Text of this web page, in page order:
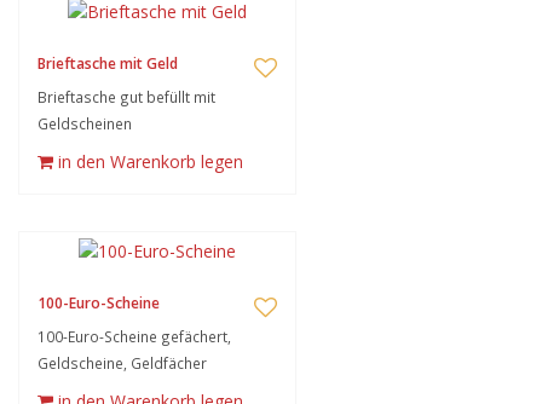
Brieftasche mit Geld
Brieftasche gut befüllt mit
Geldscheinen
in den Warenkorb legen
100-Euro-Scheine
100-Euro-Scheine gefächert,
Geldscheine, Geldfächer